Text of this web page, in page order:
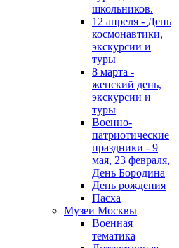
школьников.
12 апреля - День
космонавтики,
экскурсии и
туры
8 марта -
женский день,
экскурсии и
туры
Военно-
патриотические
праздники - 9
мая, 23 февраля,
День Бородина
День рождения
Пасха
Музеи Москвы
Военная
тематика